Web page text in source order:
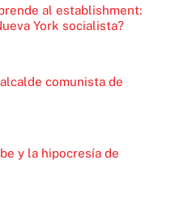
al establishment:
York socialista?
comunista de
y la hipocresía de